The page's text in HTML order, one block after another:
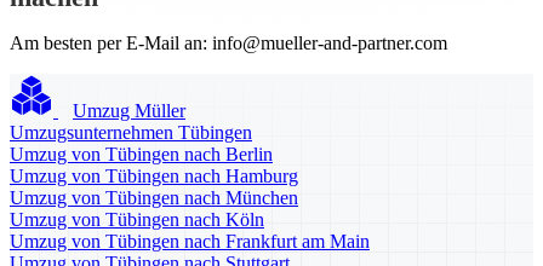
Am besten per E-Mail an: info@mueller-and-partner.com
Umzug Müller
Umzugsunternehmen Tübingen
Umzug von Tübingen nach Berlin
Umzug von Tübingen nach Hamburg
Umzug von Tübingen nach München
Umzug von Tübingen nach Köln
Umzug von Tübingen nach Frankfurt am Main